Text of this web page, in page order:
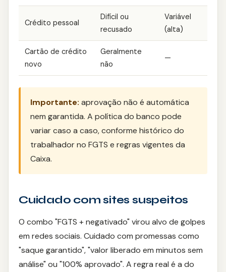
Crédito pessoal
Difícil ou
recusado
Variável
(alta)
Cartão de crédito
novo
Geralmente
não
—
Importante: aprovação não é automática
nem garantida. A política do banco pode
variar caso a caso, conforme histórico do
trabalhador no FGTS e regras vigentes da
Caixa.
Cuidado com sites suspeitos
O combo "FGTS + negativado" virou alvo de golpes
em redes sociais. Cuidado com promessas como
"saque garantido", "valor liberado em minutos sem
análise" ou "100% aprovado". A regra real é a do